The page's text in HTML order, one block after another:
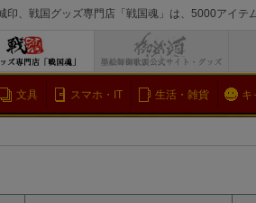
印、戦国グッズ専門店「戦国魂」は、5000アイテ
検索
文具 スマホ・IT 生活・雑貨 キ